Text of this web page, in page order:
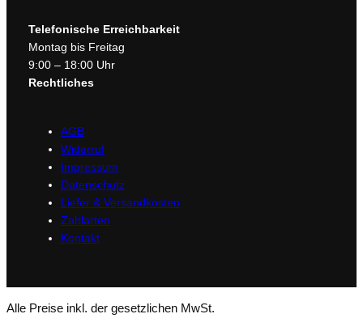
Telefonische Erreichbarkeit
Montag bis Freitag
9:00 – 18:00 Uhr
Rechtliches
AGB
Widerruf
Impressum
Datenschutz
Liefer & Versandkosten
Zahlarten
Kontakt
Alle Preise inkl. der gesetzlichen MwSt.